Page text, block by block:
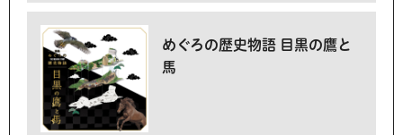
めぐろの歴史物語 目黒の鷹と
馬